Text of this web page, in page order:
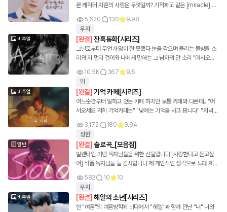
한
작
품
리
스
트
른 캐릭터 지훈의 사랑은 무엇일까? 기적과도 같은 [miracle] 4
결
우지
5,620 130 9.98
비주얼 [완결]잔혹동화[시리즈]
그날로부터 무언가 많이 잘 못됐다 눈을 감으며 들리는 물방울 소
리와 저 멀리 걸어와 나에게 말하는 그 남자의 말 소리 "어서오세
합니다" *토일:무조건 연재* 평일 작품 [사장님 나 좀 봐줘요!] 3
월7일 첫 연재 6월 2일 완결 작품에 대한 빠른 정보를 알고싶으시
다면 [사담방]에서 뵙겠습니다 +욕설이 있습니다 +잔인 할 수 있
습니다 +캐릭터로 향한 과한 비판은 금합니다 #호러 #잔혹 #로
맨스(?)
뷔
10.5K 367 9.5
비주얼 [완결]기억 카페[시리즈]
어느순간부터 일하고 있는 카페 하지만 보통 카페와 다른데.. "어
서오세요 저희 기억카페는" "낮에는 기억을 사고 팝니다" "저녁에
이 일해보시지 않으실레요? (캐릭터의 관한 설정에 크게 비난 없
이 봐주시길바랍니다) *토일: 무조건 연재* 작품에 대한 정보를 빠
르게 얻고 싶으시면 [사담방]에서 뵙겠습니다 2022년 2월 27일
첫 연재 2022년 4월 17일 완결
정한
3,172 180 9.94
일반 [완결]솔로곡_[모음집]
발렌타인 기념 독자님들을 위한 선물입니다 [사랑한다고 듣고싶
어] 작품 독자님들 늘 감사합니다 제 개인적인 생각으로 노래 제목
우지
582 10 10
비주얼 [완결]해일의 소년[시리즈]
한 "여름"의 여름방학에 바다에서 "해일"과 함께 만난 "너" 너와